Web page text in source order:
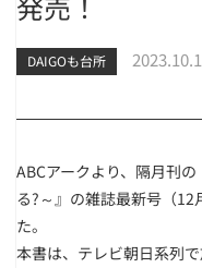
DAIGOも台所
ABCアークより、隔月刊
る?～』の雑誌最新号（
た。
本書は、テレビ朝日系列